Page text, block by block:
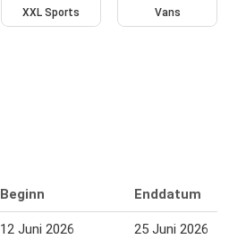
XXL Sports Vans
Beginn Enddatum
12 Juni 2026 25 Juni 2026